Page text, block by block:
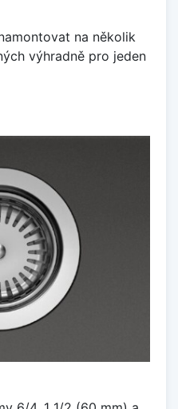
na několik
výhradně pro jeden